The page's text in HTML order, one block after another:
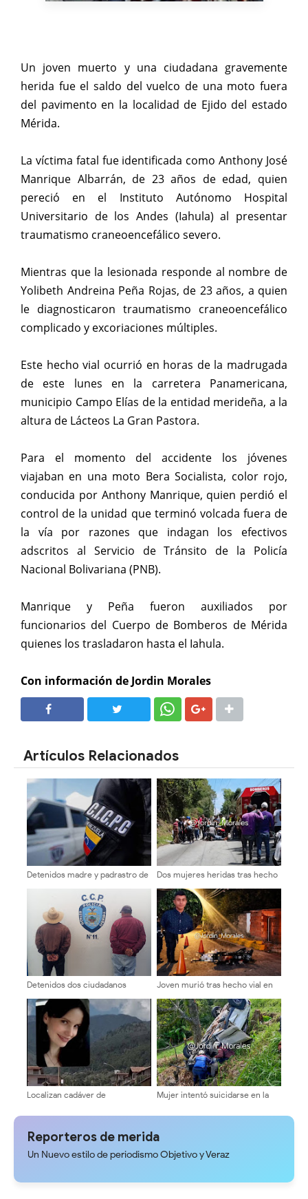
Un joven muerto y una ciudadana gravemente
herida fue el saldo del vuelco de una moto fuera
del pavimento en la localidad de Ejido del estado
Mérida.
La víctima fatal fue identificada como Anthony José
Manrique Albarrán, de 23 años de edad, quien
pereció en el Instituto Autónomo Hospital
Universitario de los Andes (Iahula) al presentar
traumatismo craneoencefálico severo.
Mientras que la lesionada responde al nombre de
Yolibeth Andreina Peña Rojas, de 23 años, a quien
le diagnosticaron traumatismo craneoencefálico
complicado y excoriaciones múltiples.
Este hecho vial ocurrió en horas de la madrugada
de este lunes en la carretera Panamericana,
municipio Campo Elías de la entidad merideña, a la
altura de Lácteos La Gran Pastora.
Para el momento del accidente los jóvenes
viajaban en una moto Bera Socialista, color rojo,
conducida por Anthony Manrique, quien perdió el
control de la unidad que terminó volcada fuera de
la vía por razones que indagan los efectivos
adscritos al Servicio de Tránsito de la Policía
Nacional Bolivariana (PNB).
Manrique y Peña fueron auxiliados por
funcionarios del Cuerpo de Bomberos de Mérida
quienes los trasladaron hasta el Iahula.
Con información de Jordin Morales
Artículos Relacionados
Detenidos madre y padrastro de
Obispo Ramos de Loras
Dos mujeres heridas tras hecho
Detenidos dos ciudadanos
en el municipio Rangel
Joven murió tras hecho vial en
Localizan cadáver de
en la urbanización La Mata
Mujer intentó suicidarse en la
Reporteros de merida
Un Nuevo estilo de periodismo Objetivo y Veraz